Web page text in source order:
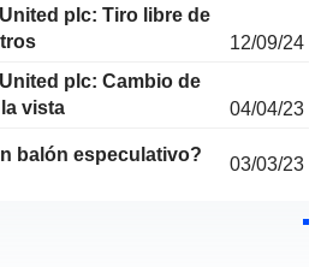
plc: Tiro libre de
12/09/24
plc: Cambio de
vista
04/04/23
balón especulativo? 03/03/23